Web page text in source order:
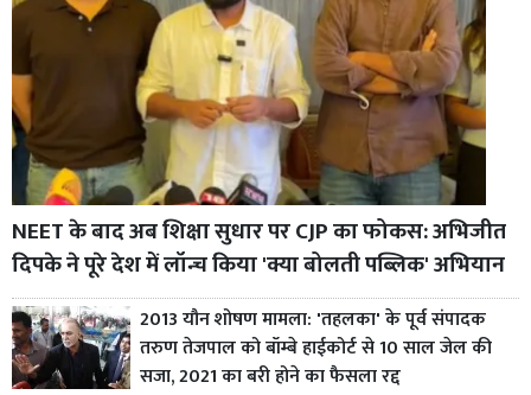
NEET के बाद अब शिक्षा सुधार पर CJP का फोकस: अभिजीत
दिपके ने पूरे देश में लॉन्च किया 'क्या बोलती पब्लिक' अभियान
2013 यौन शोषण मामला: 'तहलका' के पूर्व संपादक
तरुण तेजपाल को बॉम्बे हाईकोर्ट से 10 साल जेल की
सजा, 2021 का बरी होने का फैसला रद्द